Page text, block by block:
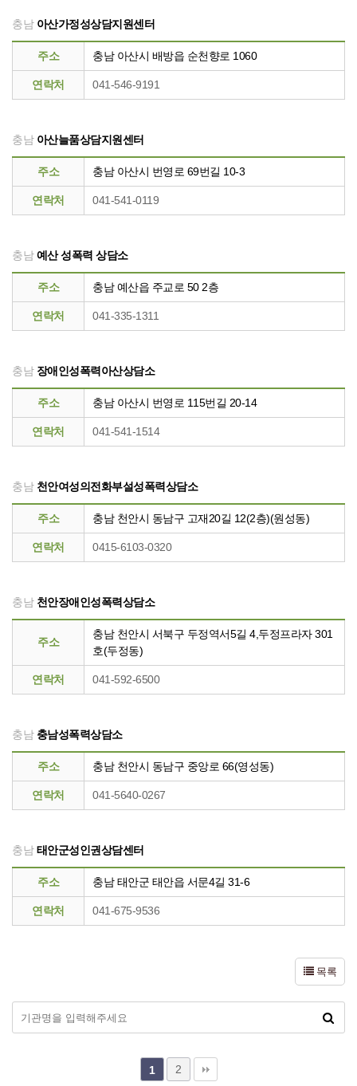
충남아산가정성상담지원센터
주소 충남 아산시 배방읍 순천향로 1060
연락처 041-546-9191
충남아산늘품상담지원센터
주소 충남 아산시 번영로 69번길 10-3
연락처 041-541-0119
충남예산 성폭력 상담소
주소 충남 예산읍 주교로 50 2층
연락처 041-335-1311
충남장애인성폭력아산상담소
주소 충남 아산시 번영로 115번길 20-14
연락처 041-541-1514
충남천안여성의전화부설성폭력상담소
주소 충남 천안시 동남구 고재20길 12(2층)(원성동)
연락처 0415-6103-0320
충남천안장애인성폭력상담소
주소
충남 천안시 서북구 두정역서5길 4,두정프라자 301
호(두정동)
연락처 041-592-6500
충남충남성폭력상담소
주소 충남 천안시 동남구 중앙로 66(영성동)
연락처 041-5640-0267
충남태안군성인권상담센터
주소 충남 태안군 태안읍 서문4길 31-6
연락처 041-675-9536
목록
1 2